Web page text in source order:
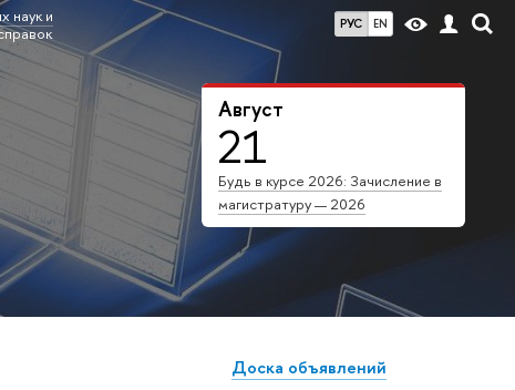
РУС EN
наук и
Август
21
Будь в курсе 2026: Зачисление в
магистратуру — 2026
Доска объявлений